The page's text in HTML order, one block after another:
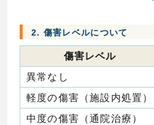
2. 傷害レベルについて
傷害レベル
異常なし
軽度の傷害（施設内処置）
中度の傷害（通院治療）